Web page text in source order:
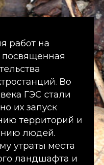
работ на
Во
ГЭС стали
их запуск
территорий и
людей.
утраты места
ландшафта и